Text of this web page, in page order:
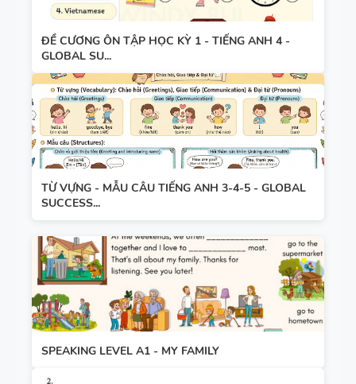
ĐỀ CƯƠNG ÔN TẬP HỌC KỲ 1 - TIẾNG ANH 4 -
GLOBAL SU...
TỪ VỰNG - MẪU CÂU TIẾNG ANH 3-4-5 - GLOBAL
SUCCESS...
SPEAKING LEVEL A1 - MY FAMILY